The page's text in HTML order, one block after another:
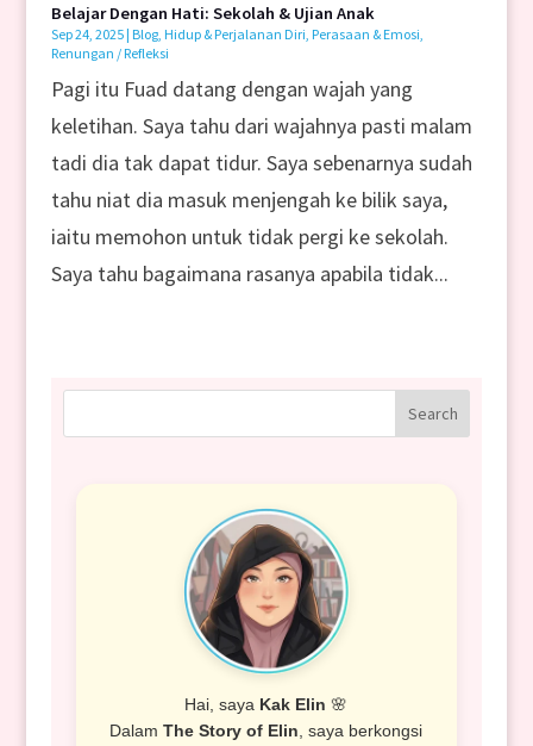
Belajar Dengan Hati: Sekolah & Ujian Anak
Sep 24, 2025| Blog, Hidup & Perjalanan Diri Perasaan & Emosi
Renungan / Refleksi
Pagi itu Fuad datang dengan wajah yang
keletihan. Saya tahu dari wajahnya pasti malam
tadi dia tak dapat tidur. Saya sebenarnya sudah
tahu niat dia masuk menjengah ke bilik saya,
iaitu memohon untuk tidak pergi ke sekolah.
Saya tahu bagaimana rasanya apabila tidak...
Hai, saya Kak Elin 🌸
DalamThe Story of Elin , saya berkongsi